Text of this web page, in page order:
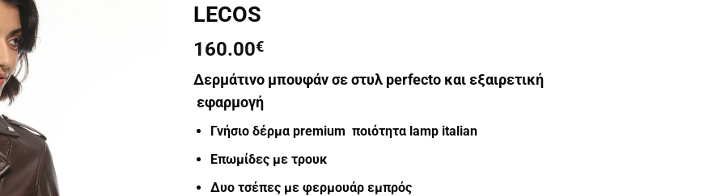
LECOS
160.00€
Δερμάτινο μπουφάν σε στυλ perfecto και εξαιρετική
εφαρμογή
Γνήσιο δέρμα premium ποιότητα lamp italian
Επωμίδες με τρουκ
Δυο τσέπες με φερμουάρ εμπρός